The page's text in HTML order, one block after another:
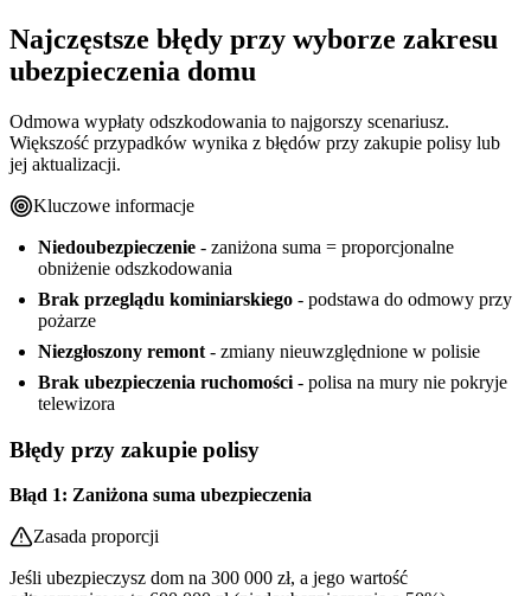
Najczęstsze błędy przy wyborze zakresu
ubezpieczenia domu
Odmowa wypłaty odszkodowania to najgorszy scenariusz.
Większość przypadków wynika z błędów przy zakupie polisy lub
jej aktualizacji.
Kluczowe informacje
Niedoubezpieczenie - zaniżona suma = proporcjonalne
obniżenie odszkodowania
Brak przeglądu kominiarskiego - podstawa do odmowy przy
pożarze
Niezgłoszony remont - zmiany nieuwzględnione w polisie
Brak ubezpieczenia ruchomości - polisa na mury nie pokryje
telewizora
Błędy przy zakupie polisy
Błąd 1: Zaniżona suma ubezpieczenia
Zasada proporcji
Jeśli ubezpieczysz dom na 300 000 zł, a jego wartość